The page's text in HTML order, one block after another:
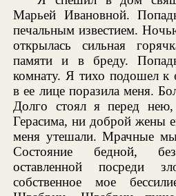
Марьей Ивановной.
печальным известием.
открылась сильная
памяти и в бреду.
комнату. Я тихо подошел к
в ее лице поразила меня.
Долго стоял я перед
Герасима, ни доброй жены
меня утешали. Мрачные
Состояние бедной,
оставленной посреди
собственное мое